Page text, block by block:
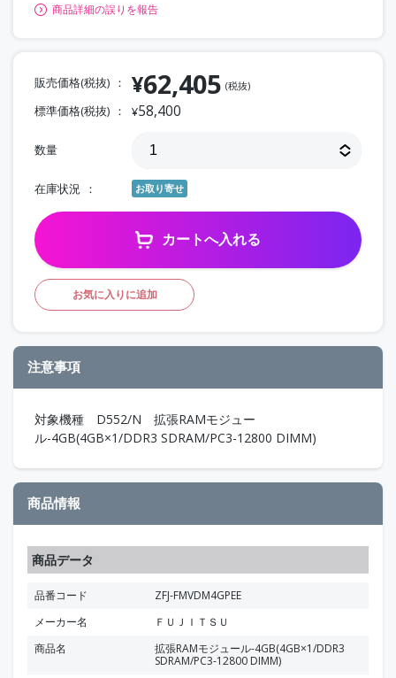
商品詳細の誤りを報告
販売価格(税抜) ¥62,405 (税抜)
標準価格(税抜) ¥58,400
数量
在庫状況 お取り寄せ
カートへ入れる
お気に入りに追加
注意事項
対象機種 D552/N 拡張RAMモジュー
ル-4GB(4GB×1/DDR3 SDRAM/PC3-12800 DIMM)
商品情報
商品データ
品番コード
ZFJ-FMVDM4GPEE
メーカー名
ＦＵＪＩＴＳＵ
商品名
拡張RAMモジュール-4GB(4GB×1/DDR3
SDRAM/PC3-12800 DIMM)